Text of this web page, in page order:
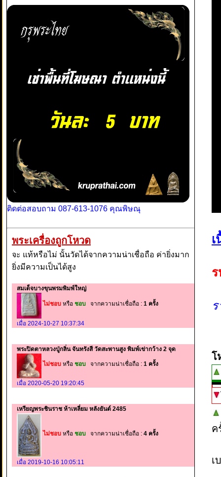
ติดต่อสอบถาม 087-613-1076 คุณพิษณุ
พระเครื่องถูกโหวด
จะ แท้หรือไม่ นั้นวัดได้จากความน่าเชื่อถือ ค่ายิ่งมาก
ยิ่งมีความเป็นได้สูง
สมเด็จบางขุนพรมพิมพ์ใหญ่
ไม่ชอบ หรือ ชอบ จากความน่าเชื่อถือ : 1 ครั้ง
เมื่อ 2024-10-27 10:37:34
พระปิดตาหลวงปู่กลิ่น จันทรังสี วัดสะพานสูง พิมพ์เข่ากว้าง 2 จุด
ไม่ชอบ หรือ ชอบ จากความน่าเชื่อถือ : 1 ครั้ง
เมื่อ 2020-05-20 19:20:45
เหรียญพระชินราช ห้าเหลี่ยม หลังยันต์ 2485
ไม่ชอบ หรือ ชอบ จากความน่าเชื่อถือ : 4 ครั้ง
เมื่อ 2019-10-16 10:05:11
โ
เ